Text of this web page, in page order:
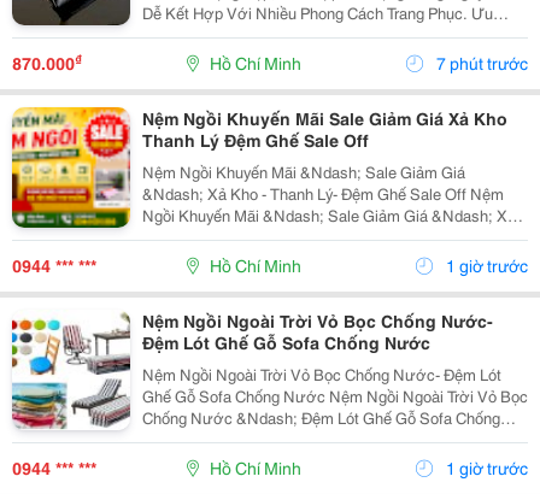
Dễ Kết Hợp Với Nhiều Phong Cách Trang Phục. Ưu
Điểm: Form Túi Dạng Hộp, Kiểu Dáng Gọn Gàng. Chất
Liệu Da Mềm. Quai Đeo Vai Chắc Chắn, Thuận Tiện...
870.000₫ Hồ Chí Minh 7 phút trước
Nệm Ngồi Khuyến Mãi Sale Giảm Giá Xả Kho
Thanh Lý Đệm Ghế Sale Off
Nệm Ngồi Khuyến Mãi &Ndash; Sale Giảm Giá
&Ndash; Xả Kho - Thanh Lý- Đệm Ghế Sale Off Nệm
Ngồi Khuyến Mãi &Ndash; Sale Giảm Giá &Ndash; Xả
Kho &Ndash; Thanh Lý &Ndash; Đệm Ghế Sale Off Tại
Nemngoi.com Đang Có Nhiều Mức Ưu Đãi Và Chiết
Khấu Theo Số...
0944 *** *** Hồ Chí Minh 1 giờ trước
Nệm Ngồi Ngoài Trời Vỏ Bọc Chống Nước-
Đệm Lót Ghế Gỗ Sofa Chống Nước
Nệm Ngồi Ngoài Trời Vỏ Bọc Chống Nước- Đệm Lót
Ghế Gỗ Sofa Chống Nước Nệm Ngồi Ngoài Trời Vỏ Bọc
Chống Nước &Ndash; Đệm Lót Ghế Gỗ Sofa Chống
Nước Được Cung Cấp Với Nhiều Lựa Chọn Về Chất
Liệu Vỏ, Ruột Nệm, Độ Dày, Kích Thước Và Màu Sắc.
Sản Phẩm...
0944 *** *** Hồ Chí Minh 1 giờ trước